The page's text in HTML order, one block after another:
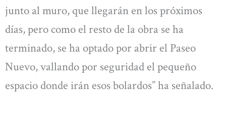
junto al muro, que llegarán en los próximos
días, pero como el resto de la obra se ha
terminado, se ha optado por abrir el Paseo
Nuevo, vallando por seguridad el pequeño
espacio donde irán esos bolardos” ha señalado.